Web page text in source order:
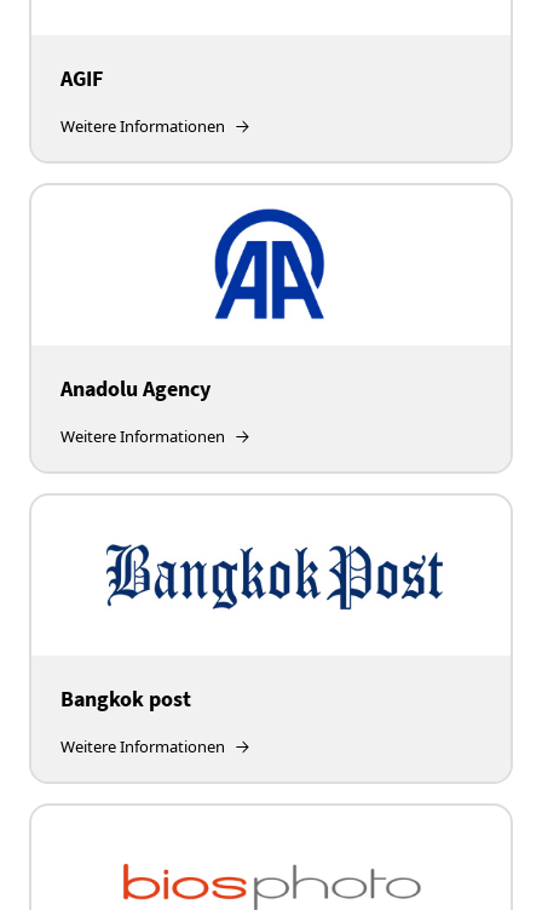
AGIF
Weitere Informationen
Anadolu Agency
Weitere Informationen
Bangkok post
Weitere Informationen